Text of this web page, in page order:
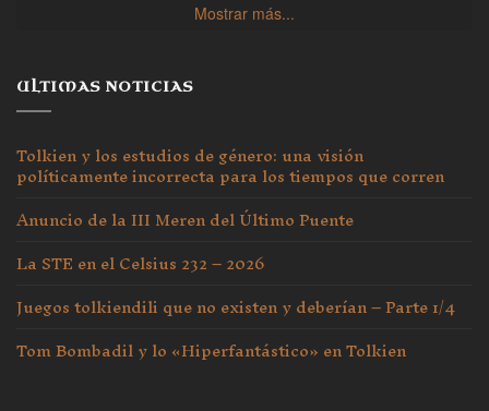
Mostrar más...
ULTIMAS NOTICIAS
Tolkien y los estudios de género: una visión
políticamente incorrecta para los tiempos que corren
Anuncio de la III Meren del Último Puente
La STE en el Celsius 232 – 2026
Juegos tolkiendili que no existen y deberían – Parte 1/4
Tom Bombadil y lo «Hiperfantástico» en Tolkien